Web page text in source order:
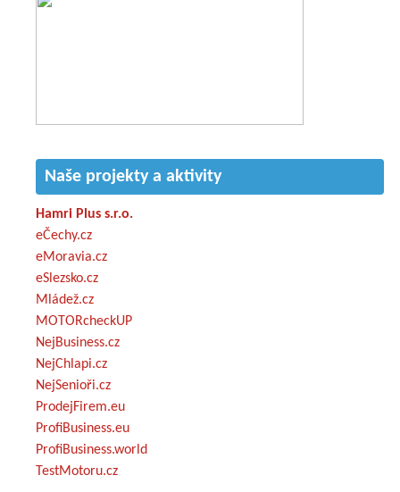
Naše projekty a aktivity
Hamri Plus s.r.o.
eČechy.cz
eMoravia.cz
eSlezsko.cz
Mládež.cz
MOTORcheckUP
NejBusiness.cz
NejChlapi.cz
NejSenioři.cz
ProdejFirem.eu
ProfiBusiness.eu
ProfiBusiness.world
TestMotoru.cz